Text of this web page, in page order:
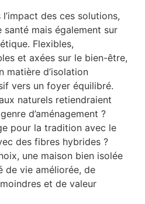
des ces solutions,
mais également sur
Flexibles,
et axées sur le bien-être,
matière d’isolation
vers un foyer équilibré.
naturels retiendraient
d’aménagement ?
pour la tradition avec le
des fibres hybrides ?
une maison bien isolée
de vie améliorée, de
et de valeur